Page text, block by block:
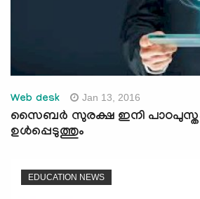
Web desk Jan 13, 2016
സൈബര്‍ സുരക്ഷ ഇനി
ഉള്‍പ്പെടുത്തും
EDUCATION NEWS